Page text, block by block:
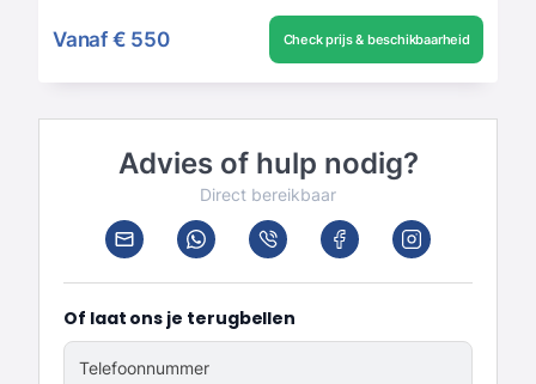
Vanaf € 550 Check prijs & beschikbaarheid
Advies of hulp nodig?
Direct bereikbaar
Of laat ons je terugbellen
Telefoonnummer